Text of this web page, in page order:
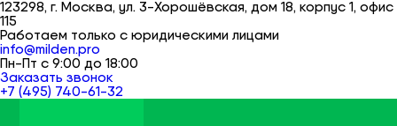
123298, г. Москва, ул. 3-Хорошёвская, дом 18, корпус 1, офис
115
Работаем только с юридическими лицами
info@milden.pro
Пн-Пт с 9:00 до 18:00
Заказать звонок
+7 (495) 740-61-32